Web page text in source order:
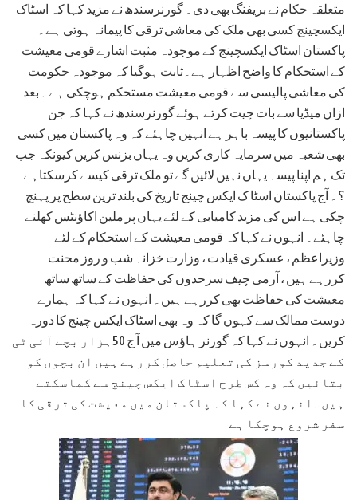
متعلقہ حکام نے بریفنگ بھی دی۔ گورنرسندھ نے مزید کہا کہ اسٹاک
ایکسچینج کسی بھی ملک کی معاشی ترقی کا پیمانہ ہوتی ہے۔
پاکستان اسٹاک ایکسچینج کے موجودہ مثبت اشارے قومی معیشت
کے استحکام کا واضح اظہار ہے۔ثابت ہوگیا کہ موجودہ حکومت
کی معاشی پالیسی سے قومی معیشت مستحکم ہوچکی ہے۔ بعد
ازاں میڈیا سے بات چیت کرتے ہوئے گورنرسندھ نے کہا کہ جن
پاکستانیوں کا پیسہ باہر ہے انہیں چاہئے کہ وہ پاکستان میں کسی
بھی شعبہ میں سرمایہ کاری کریں وہ یہاں بزنس کریں کیونکہ جب
تک ہم اپنا پیسہ یہاں نہیں لائیں گے تو ملک ترقی کیسے کرسکتاہے
؟۔ آج پاکستان اسٹا ک ایکس چینج تاریخ کی بلند ترین سطح پر پہنچ
چکی ہے اس کی مزید کامیابی کے لئے یہاں پر ملین اکاﺅنٹس کھلنے
چاہئے۔ انہوں نے کہا کہ قومی معیشت کے استحکام کے لئے
وزیراعظم ، عسکری قیادت ، وزارت خزانہ شب و روز محنت
کررہے ہیں ، آرمی چیف سرحدوں کی حفاظت کے ساتھ ساتھ
معیشت کی حفاظت بھی کررہے ہیں۔ انہوں نے کہا کہ ہمارے
دوست ممالک سے کہوں گا کہ وہ بھی اسٹاک ایکس چینج کا دورہ
کریں۔ انہوں نے کہا کہ گورنر ہاﺅس میں آ ج 50ہزار بچے آئی ٹی
کے جدید کورسز کی تعلیم حاصل کررہے ہیں ان بچوں کو
بتائیں کہ وہ کس طرح اسٹاک ایکس چینج سے کماسکتے
ہیں۔انہوں نے کہا کہ پاکستان میں معیشت کی ترقی کا
سفر شروع ہوچکا ہے